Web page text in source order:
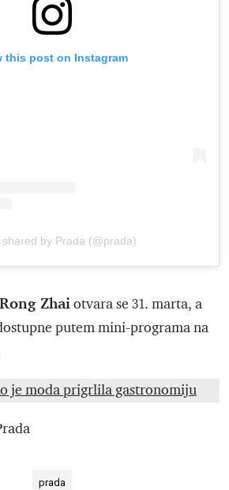
this post on Instagram
shared by Prada (@prada)
Zhai otvara se 31. marta, a
putem mini-programa na
je moda prigrlila gastronomiju
prada